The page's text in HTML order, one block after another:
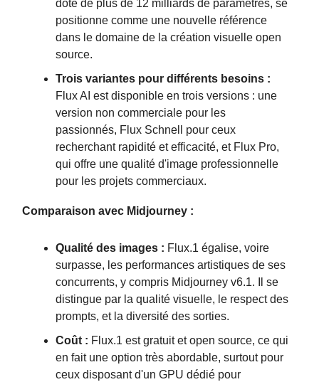
doté de plus de 12 milliards de paramètres, se
positionne comme une nouvelle référence
dans le domaine de la création visuelle open
source.
Trois variantes pour différents besoins :
Flux AI est disponible en trois versions : une
version non commerciale pour les
passionnés, Flux Schnell pour ceux
recherchant rapidité et efficacité, et Flux Pro,
qui offre une qualité d'image professionnelle
pour les projets commerciaux.
Comparaison avec Midjourney :
Qualité des images : Flux.1 égalise, voire
surpasse, les performances artistiques de ses
concurrents, y compris Midjourney v6.1. Il se
distingue par la qualité visuelle, le respect des
prompts, et la diversité des sorties.
Coût : Flux.1 est gratuit et open source, ce qui
en fait une option très abordable, surtout pour
ceux disposant d'un GPU dédié pour